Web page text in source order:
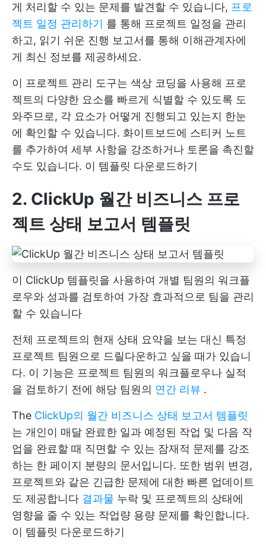
게 처리할 수 있는 문제를 발견할 수 있습니다, 프로
젝트 일정 관리하기 를 통해 프로젝트 일정을 관리
하고, 읽기 쉬운 진행 보고서를 통해 이해관계자에
게 최신 정보를 제공하세요.
이 프로젝트 관리 도구는 색상 코딩을 사용해 프로
젝트의 다양한 요소를 빠르게 식별할 수 있도록 도
와주므로, 각 요소가 어떻게 진행되고 있는지 한눈
에 확인할 수 있습니다. 화이트보드에 스티커 노트
를 추가하여 세부 사항을 강조하거나 토론을 촉진할
수도 있습니다. 이 템플릿 다운로드하기
2. ClickUp 월간 비즈니스 프로
젝트 상태 보고서 템플릿
이 ClickUp 템플릿을 사용하여 개별 팀원의 워크플
로우와 성과를 검토하여 가장 효과적으로 팀을 관리
할 수 있습니다
전체 프로젝트의 현재 상태 요약을 보는 대신 특정
프로젝트 팀원으로 드릴다운하고 싶을 때가 있습니
다. 이 기능은 프로젝트 팀원의 워크플로우나 실적
을 검토하기 전에 해당 팀원의 연간 리뷰 .
The ClickUp의 월간 비즈니스 상태 보고서 템플릿
는 개인이 매달 완료한 일과 예정된 작업 및 다음 작
업을 완료할 때 직면할 수 있는 잠재적 문제를 강조
하는 한 페이지 분량의 문서입니다. 또한 범위 변경,
프로젝트와 같은 긴급한 문제에 대한 빠른 업데이트
도 제공합니다 결과물 누락 및 프로젝트의 상태에
영향을 줄 수 있는 작업량 용량 문제를 확인합니다.
이 템플릿 다운로드하기